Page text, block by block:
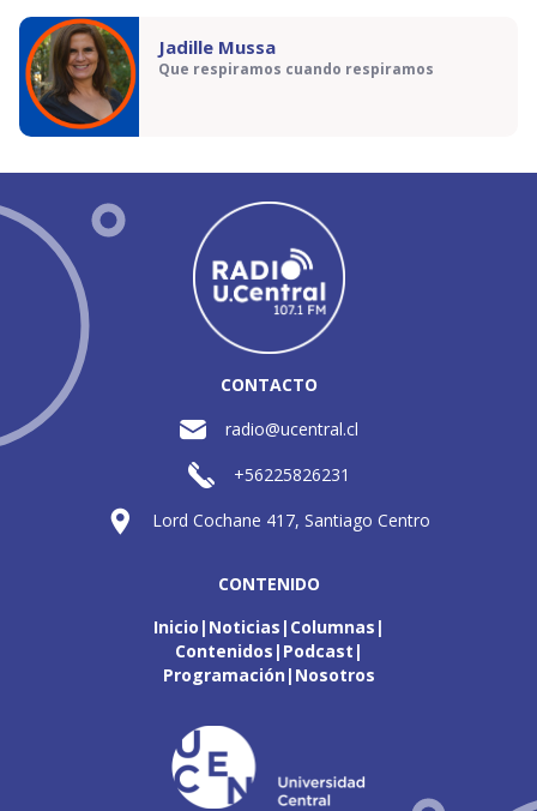
Jadille Mussa
Que respiramos cuando respiramos
CONTACTO
radio@ucentral.cl
+56225826231
Lord Cochane 417, Santiago Centro
CONTENIDO
Inicio Noticias Columnas
Contenidos Podcast
Programación Nosotros